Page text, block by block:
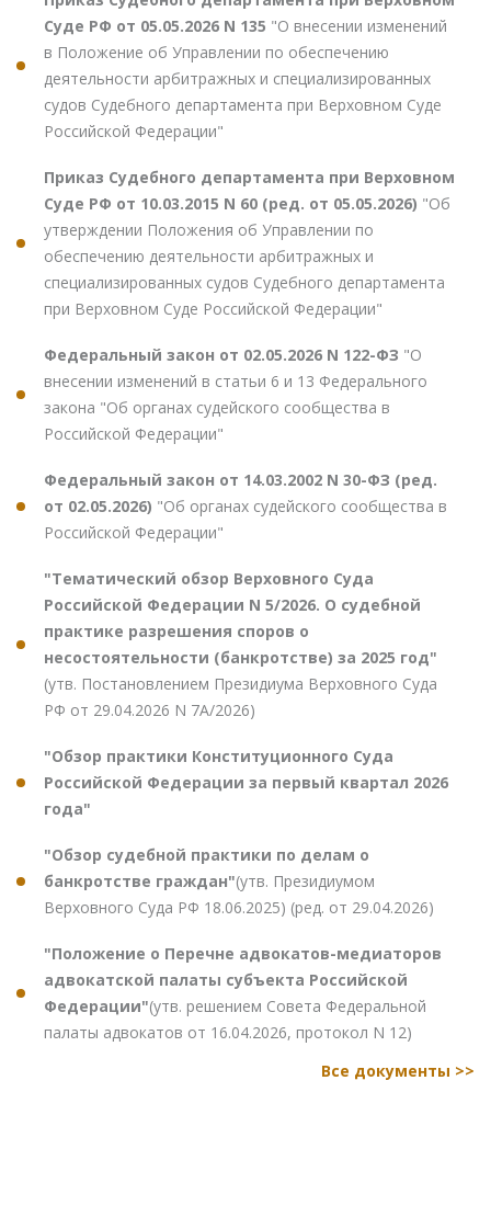
Суде РФ от 05.05.2026 N 135 "О внесении изменений
в Положение об Управлении по обеспечению
деятельности арбитражных и специализированных
судов Судебного департамента при Верховном Суде
Российской Федерации"
Приказ Судебного департамента при Верховном
Суде РФ от 10.03.2015 N 60 (ред. от 05.05.2026) "Об
утверждении Положения об Управлении по
обеспечению деятельности арбитражных и
специализированных судов Судебного департамента
при Верховном Суде Российской Федерации"
Федеральный закон от 02.05.2026 N 122-ФЗ "О
внесении изменений в статьи 6 и 13 Федерального
закона "Об органах судейского сообщества в
Российской Федерации"
Федеральный закон от 14.03.2002 N 30-ФЗ (ред.
от 02.05.2026) "Об органах судейского сообщества в
Российской Федерации"
"Тематический обзор Верховного Суда
Российской Федерации N 5/2026. О судебной
практике разрешения споров о
несостоятельности (банкротстве) за 2025 год"
(утв. Постановлением Президиума Верховного Суда
РФ от 29.04.2026 N 7А/2026)
"Обзор практики Конституционного Суда
Российской Федерации за первый квартал 2026
года"
"Обзор судебной практики по делам о
банкротстве граждан"(утв. Президиумом
Верховного Суда РФ 18.06.2025) (ред. от 29.04.2026)
"Положение о Перечне адвокатов-медиаторов
адвокатской палаты субъекта Российской
Федерации"(утв. решением Совета Федеральной
палаты адвокатов от 16.04.2026, протокол N 12)
Все документы >>